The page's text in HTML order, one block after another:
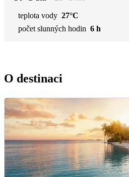
teplota vody 27°C
počet slunných hodin 6 h
O destinaci